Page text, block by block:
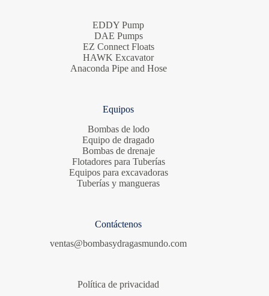
EDDY Pump
DAE Pumps
EZ Connect Floats
HAWK Excavator
Anaconda Pipe and Hose
Equipos
Bombas de lodo
Equipo de dragado
Bombas de drenaje
Flotadores para Tuberías
Equipos para excavadoras
Tuberías y mangueras
Contáctenos
ventas@bombasydragasmundo.com
Política de privacidad